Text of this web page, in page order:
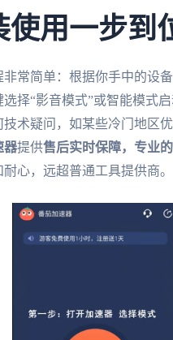
使用一步到
非常简单：根据你手中的设
选择“影音模式”或智能模式
技术疑问，如某些冷门地区
器提供售后实时保障，专业
心，远超普通工具提供商。